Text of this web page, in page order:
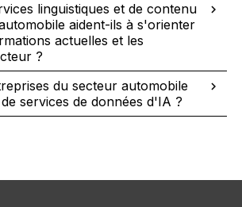
linguistiques et de contenu
aident-ils à s'orienter
actuelles et les
?
du secteur automobile
services de données d'IA ?